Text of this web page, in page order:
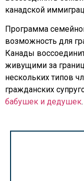
канадской
Программа
возможность для
Канады
живущими за
нескольких типов
гражданских
бабушек и дедушек.